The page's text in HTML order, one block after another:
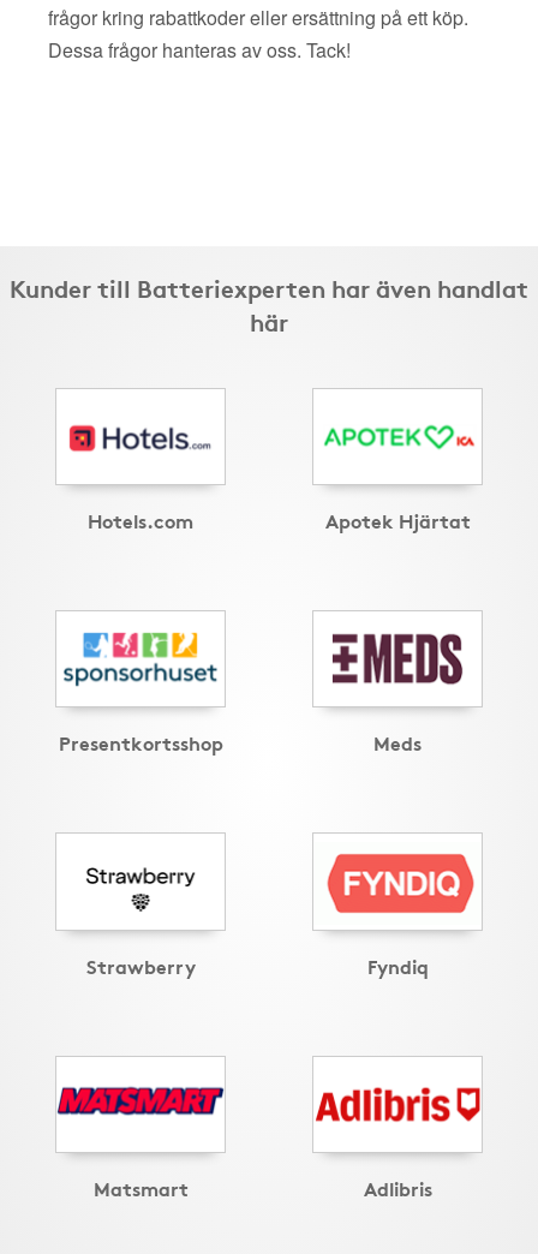
frågor kring rabattkoder eller ersättning på ett köp.
Dessa frågor hanteras av oss. Tack!
Kunder till Batteriexperten har även handlat
här
Hotels.com Apotek Hjärtat
Presentkortsshop Meds
Strawberry Fyndiq
Matsmart Adlibris